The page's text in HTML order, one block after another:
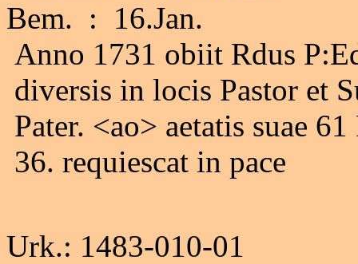
Bem. : 16.Jan.
Anno 1731 obiit Rdus
diversis in locis Pastor et
Pater. <ao> aetatis suae
36. requiescat in pace
Urk.: 1483-010-01